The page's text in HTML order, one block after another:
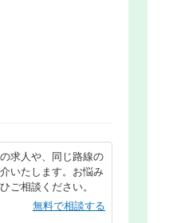
求人や、同じ路線の
いたします。お悩み
ご相談ください。
無料で相談する